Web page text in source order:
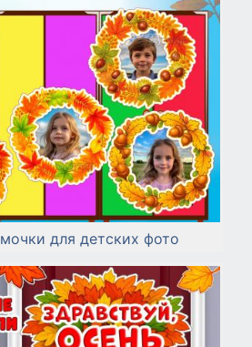
для детских фото